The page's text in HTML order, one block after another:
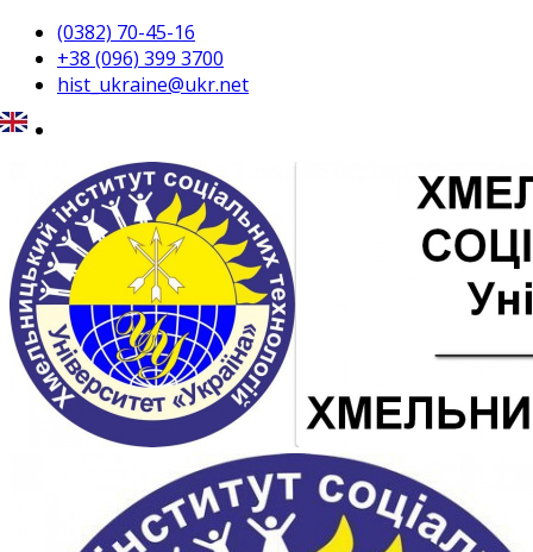
(0382) 70-45-16
+38 (096) 399 3700
hist_ukraine@ukr.net